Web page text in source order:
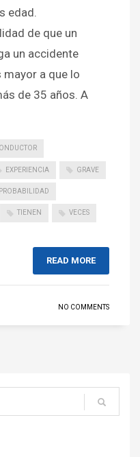
edad.
de que un
un accidente
a que lo
de 35 años. A
EXPERIENCIA GRAVE
PROBABILIDAD
TIENEN VECES
READ MORE
NO COMMENTS